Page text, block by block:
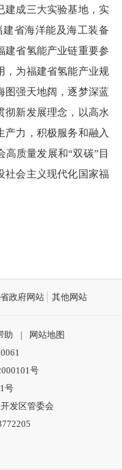
建成三大实验基地，实
省海洋能及海工装备
建省氢能产业链重要参
，为福建省氢能产业规
图强天地阔，逐梦深蓝
彻新发展理念，以高水
产力，积极服务和融入
质量发展和“双碳”目
社会主义现代化国家福
政府网站 其他网站
助 |
网站地图
号
号
发区管委会